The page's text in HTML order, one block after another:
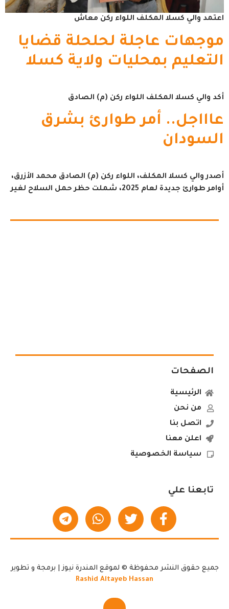
اعتمد والي كسلا المكلف اللواء ركن معاش
موجهات عاجلة لحلحلة قضايا
التعليم بمحليات ولاية كسلا
أكد والي كسلا المكلف اللواء ركن (م) الصادق
عاااجل.. أمر طوارئ بشرق
السودان
أصدر والي كسلا المكلف، اللواء ركن (م) الصادق محمد الأزرق،
أوامر طوارئ جديدة لعام 2025، شملت حظر حمل السلاح لغير
الصفحات
الرئيسية
من نحن
اتصل بنا
اعلن معنا
سياسة الخصوصية
تابعنا علي
جميع حقوق النشر محفوظة © لموقع المندرة نيوز | برمجة و تطوير
Rashid Altayeb Hassan